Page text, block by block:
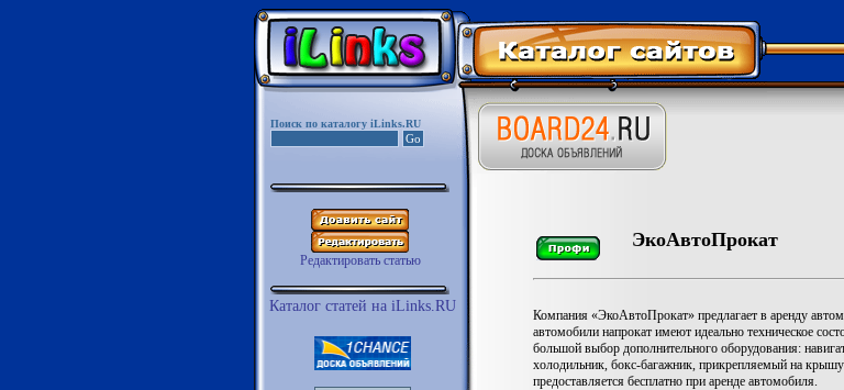
Поиск по каталогу iLinks.RU
Редактировать статью
Каталог статей на iLinks.RU
ЭкоАвтоПрокат
Компания «ЭкоАвтоПрокат» предлагает в аренду
автомобили напрокат имеют идеально техническое
большой выбор дополнительного оборудования:
холодильник, бокс-багажник, прикрепляемый на
предоставляется бесплатно при аренде автомобиля.